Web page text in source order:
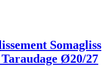
Somagliss
Ø20/27